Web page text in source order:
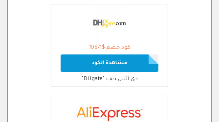
كود خصم $1/$10
مشاهدة الكود
دي اتش جيت "DHgate"